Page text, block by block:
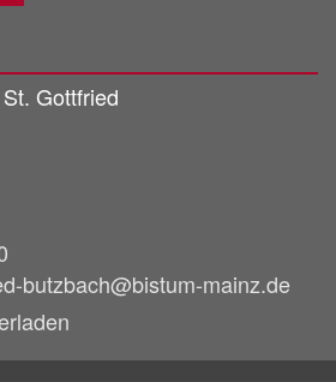
Gottfried
butzbach@bistum-mainz.de